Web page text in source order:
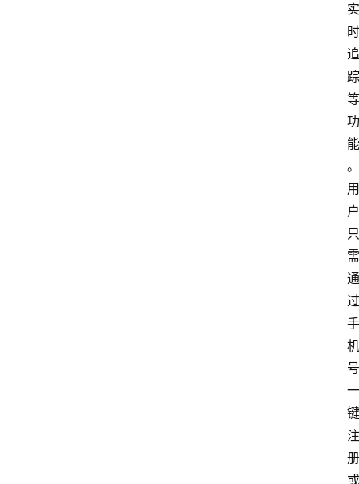
实
时
追
踪
等
功
能
。
用
户
只
需
通
过
手
机
号
一
键
注
册
或